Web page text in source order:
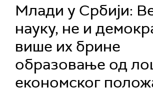
Млади у Србији:
науку, не и
више их брине
образовање од
економског